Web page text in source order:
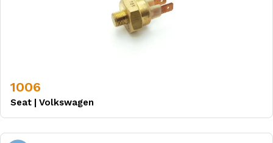
1006
Seat | Volkswagen